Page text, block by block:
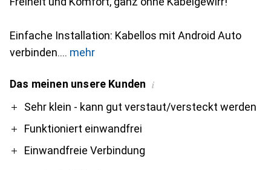
Einfache Installation: Kabellos mit Android Auto
verbinden.
mehr
Das meinen unsere Kunden i
ProSehr klein - kann gut verstaut/versteckt werden
Funktioniert einwandfrei
Einwandfreie Verbindung
Contra